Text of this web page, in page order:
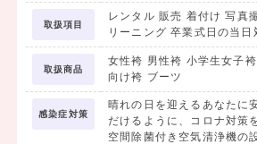
取扱項目
レンタル 販売 着付け 写真
リーニング 卒業式日の当日
取扱商品
女性袴 男性袴 小学生女子
向け袴 ブーツ
感染症対策
晴れの日を迎えるあなたに
だけるように、コロナ対策
空間除菌付き空気清浄機の